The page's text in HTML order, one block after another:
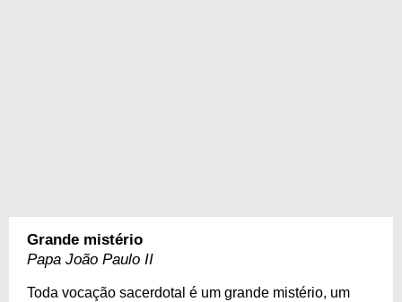
Grande mistério
Papa João Paulo II
Toda vocação sacerdotal é um grande mistério, um